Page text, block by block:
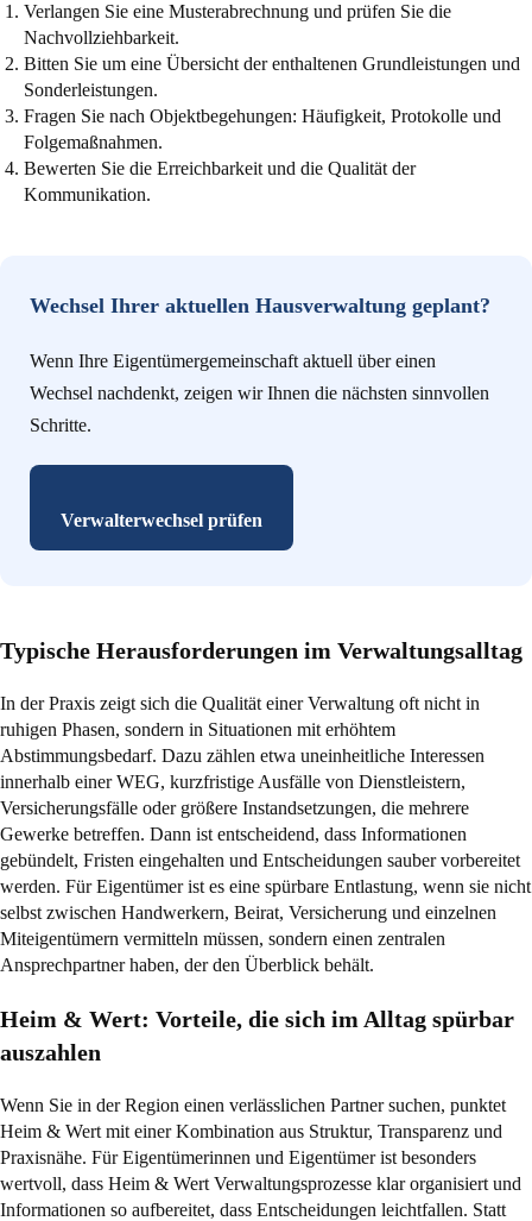
Verlangen Sie eine Musterabrechnung und prüfen Sie die
Nachvollziehbarkeit.
Bitten Sie um eine Übersicht der enthaltenen Grundleistungen und
Sonderleistungen.
Fragen Sie nach Objektbegehungen: Häufigkeit, Protokolle und
Folgemaßnahmen.
Bewerten Sie die Erreichbarkeit und die Qualität der
Kommunikation.
Wechsel Ihrer aktuellen Hausverwaltung geplant?
Wenn Ihre Eigentümergemeinschaft aktuell über einen
Wechsel nachdenkt, zeigen wir Ihnen die nächsten sinnvollen
Schritte.
Verwalterwechsel prüfen
Typische Herausforderungen im Verwaltungsalltag
In der Praxis zeigt sich die Qualität einer Verwaltung oft nicht in
ruhigen Phasen, sondern in Situationen mit erhöhtem
Abstimmungsbedarf. Dazu zählen etwa uneinheitliche Interessen
innerhalb einer WEG, kurzfristige Ausfälle von Dienstleistern,
Versicherungsfälle oder größere Instandsetzungen, die mehrere
Gewerke betreffen. Dann ist entscheidend, dass Informationen
gebündelt, Fristen eingehalten und Entscheidungen sauber vorbereitet
werden. Für Eigentümer ist es eine spürbare Entlastung, wenn sie nicht
selbst zwischen Handwerkern, Beirat, Versicherung und einzelnen
Miteigentümern vermitteln müssen, sondern einen zentralen
Ansprechpartner haben, der den Überblick behält.
Heim & Wert: Vorteile, die sich im Alltag spürbar
auszahlen
Wenn Sie in der Region einen verlässlichen Partner suchen, punktet
Heim & Wert mit einer Kombination aus Struktur, Transparenz und
Praxisnähe. Für Eigentümerinnen und Eigentümer ist besonders
wertvoll, dass Heim & Wert Verwaltungsprozesse klar organisiert und
Informationen so aufbereitet, dass Entscheidungen leichtfallen. Statt